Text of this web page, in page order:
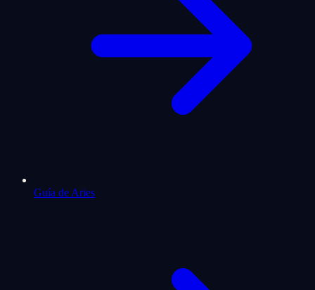
Guía de Aries